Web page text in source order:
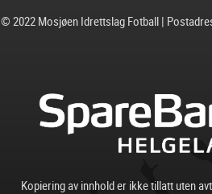
© 2022 Mosjøen Idrettslag Fotball |
Kopiering av innhold er ikke tillatt uten